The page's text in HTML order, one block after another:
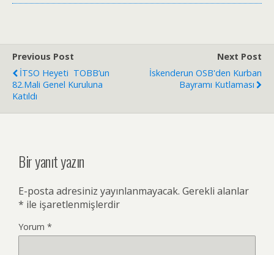
Previous Post
İTSO Heyeti TOBB’un
82.Mali Genel Kuruluna
Katıldı
Next Post
İskenderun OSB'den Kurban
Bayramı Kutlaması
Bir yanıt yazın
E-posta adresiniz yayınlanmayacak. Gerekli alanlar
* ile işaretlenmişlerdir
Yorum *